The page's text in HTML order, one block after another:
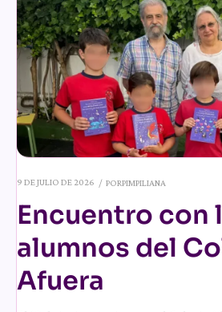
9 DE JULIO DE 2026 PORPIMPILIANA
Encuentro con
alumnos del
Afuera